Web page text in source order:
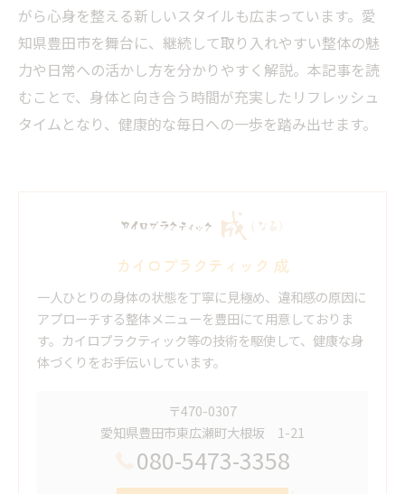
がら心身を整える新しいスタイルも広まっています。愛
知県豊田市を舞台に、継続して取り入れやすい整体の魅
力や日常への活かし方を分かりやすく解説。本記事を読
むことで、身体と向き合う時間が充実したリフレッシュ
タイムとなり、健康的な毎日への一歩を踏み出せます。
カイロプラクティック 成
一人ひとりの身体の状態を丁寧に見極め、違和感の原因に
アプローチする整体メニューを豊田にて用意しておりま
す。カイロプラクティック等の技術を駆使して、健康な身
体づくりをお手伝いしています。
〒470-0307
愛知県豊田市東広瀬町大根坂 1-21
080-5473-3358